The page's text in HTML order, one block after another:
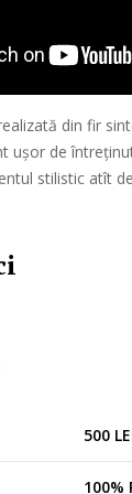
din fir
ușor de
stilistic atît
500
100%